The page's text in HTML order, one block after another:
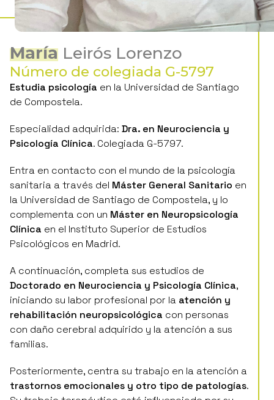
María Leirós Lorenzo
Número de colegiada G-5797
Estudia psicologíaen la Universidad de Santiago
de Compostela.
Psicología Clínica. Colegiada G-5797.
sanitaria a través del Máster General Sanitarioen
la Universidad de Santiago de Compostela, y lo
complementa con unMáster en Neuropsicología
Clínicaen el Instituto Superior de Estudios
Psicológicos en Madrid.
Doctorado en Neurociencia y Psicología Clínica
iniciando su labor profesional por laatención y
rehabilitación neuropsicológicacon personas
con daño cerebral adquirido y la atención a sus
familias.
trastornos emocionales y otro tipo de patologías.
Su trabajo terapéutico está influenciado por su